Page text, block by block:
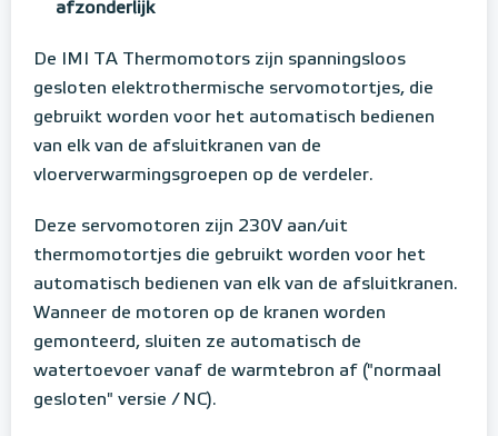
afzonderlijk
De IMI TA Thermomotors zijn spanningsloos
gesloten elektrothermische servomotortjes, die
gebruikt worden voor het automatisch bedienen
van elk van de afsluitkranen van de
vloerverwarmingsgroepen op de verdeler.
Deze servomotoren zijn 230V aan/uit
thermomotortjes die gebruikt worden voor het
automatisch bedienen van elk van de afsluitkranen.
Wanneer de motoren op de kranen worden
gemonteerd, sluiten ze automatisch de
watertoevoer vanaf de warmtebron af ("normaal
gesloten" versie / NC).